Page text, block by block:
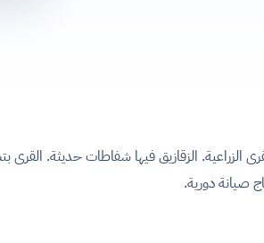
الزراعية. الزقازيق فيها شفاطات حديثة.
صيانة دورية.